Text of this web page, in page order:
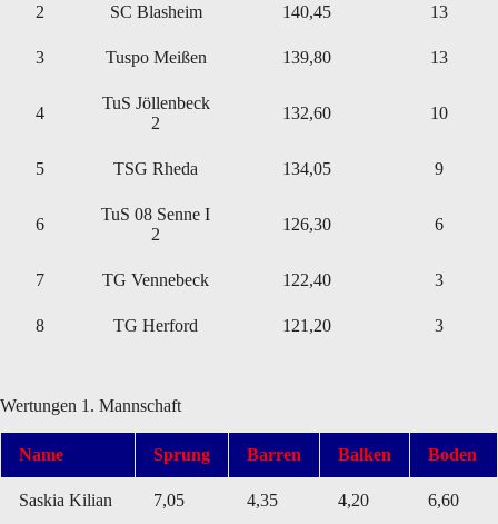
2 SC Blasheim 140,45 13
3 Tuspo Meißen 139,80 13
4
TuS Jöllenbeck
2
132,60 10
5 TSG Rheda 134,05 9
6
TuS 08 Senne I
2
126,30 6
7 TG Vennebeck 122,40 3
8 TG Herford 121,20 3
Wertungen 1. Mannschaft
Name Sprung Barren Balken Boden
Saskia Kilian 7,05 4,35 4,20 6,60